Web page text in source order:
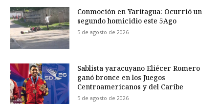
Conmoción en Yaritagua: Ocurrió un
segundo homicidio este 5Ago
5 de agosto de 2026
Sablista yaracuyano Eliécer Romero
ganó bronce en los Juegos
Centroamericanos y del Caribe
5 de agosto de 2026